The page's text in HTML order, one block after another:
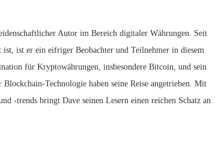
Autor im Bereich digitaler Währungen. Seit
ist er ein eifriger Beobachter und Teilnehmer in diesem
für Kryptowährungen, insbesondere Bitcoin, und sein
Technologie haben seine Reise angetrieben. Mit
-trends bringt Dave seinen Lesern einen reichen Schatz an